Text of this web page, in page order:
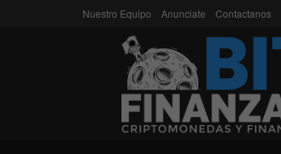
Nuestro Equipo Anunciate Contactanos